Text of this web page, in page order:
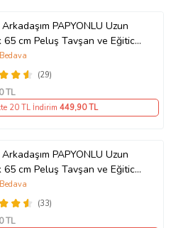
PAPYONLU Uzun
65 cm Peluş Tavşan ve Eğitici
Etkinlik SETİ (Pembe)
(29)
TL
20 TL İndirim 449,90 TL
PAPYONLU Uzun
65 cm Peluş Tavşan ve Eğitici
Etkinlik SETİ (Gri)
(33)
TL